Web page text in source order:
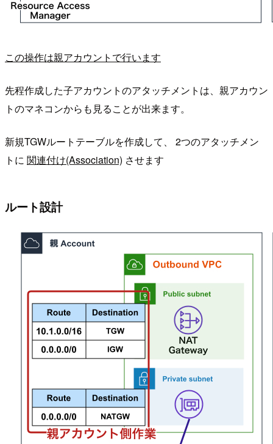
この操作は親アカウントで行います
先程作成した子アカウントのアタッチメントは、親アカウン
トのマネコンからも見ることが出来ます。
新規TGWルートテーブルを作成して、 2つのアタッチメン
トに 関連付け(Association) させます
ルート設計